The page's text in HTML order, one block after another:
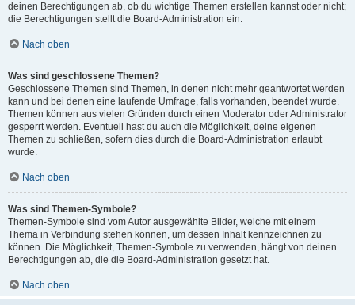
deinen Berechtigungen ab, ob du wichtige Themen erstellen kannst oder nicht;
die Berechtigungen stellt die Board-Administration ein.
Nach oben
Was sind geschlossene Themen?
Geschlossene Themen sind Themen, in denen nicht mehr geantwortet werden
kann und bei denen eine laufende Umfrage, falls vorhanden, beendet wurde.
Themen können aus vielen Gründen durch einen Moderator oder Administrator
gesperrt werden. Eventuell hast du auch die Möglichkeit, deine eigenen
Themen zu schließen, sofern dies durch die Board-Administration erlaubt
wurde.
Nach oben
Was sind Themen-Symbole?
Themen-Symbole sind vom Autor ausgewählte Bilder, welche mit einem
Thema in Verbindung stehen können, um dessen Inhalt kennzeichnen zu
können. Die Möglichkeit, Themen-Symbole zu verwenden, hängt von deinen
Berechtigungen ab, die die Board-Administration gesetzt hat.
Nach oben